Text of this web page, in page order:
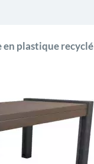
en plastique recyclé